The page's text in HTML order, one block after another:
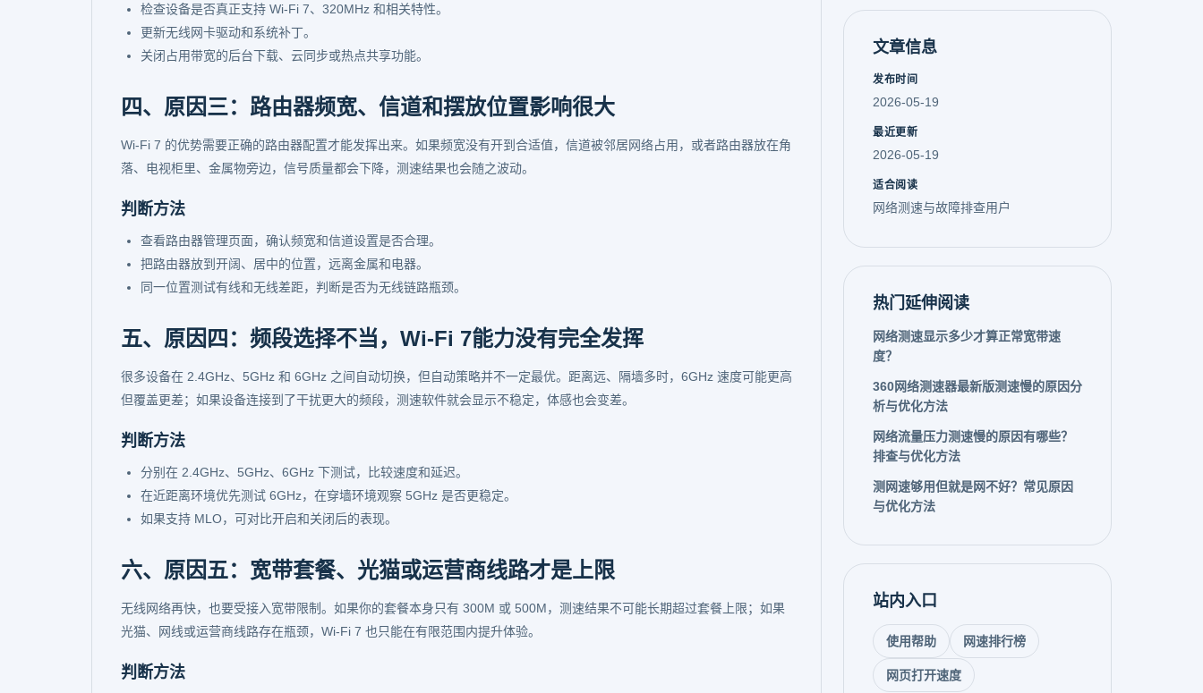
检查设备是否真正支持 Wi-Fi 7、320MHz 和相关特性。
更新无线网卡驱动和系统补丁。
关闭占用带宽的后台下载、云同步或热点共享功能。
四、原因三：路由器频宽、信道和摆放位置影响很大
Wi-Fi 7 的优势需要正确的路由器配置才能发挥出来。如果频宽没有开到合适值，信道被邻居网络占用，或者路由器放在角
落、电视柜里、金属物旁边，信号质量都会下降，测速结果也会随之波动。
判断方法
查看路由器管理页面，确认频宽和信道设置是否合理。
把路由器放到开阔、居中的位置，远离金属和电器。
同一位置测试有线和无线差距，判断是否为无线链路瓶颈。
五、原因四：频段选择不当，Wi-Fi 7能力没有完全发挥
很多设备在 2.4GHz、5GHz 和 6GHz 之间自动切换，但自动策略并不一定最优。距离远、隔墙多时，6GHz 速度可能更高
但覆盖更差；如果设备连接到了干扰更大的频段，测速软件就会显示不稳定，体感也会变差。
判断方法
分别在 2.4GHz、5GHz、6GHz 下测试，比较速度和延迟。
在近距离环境优先测试 6GHz，在穿墙环境观察 5GHz 是否更稳定。
如果支持 MLO，可对比开启和关闭后的表现。
六、原因五：宽带套餐、光猫或运营商线路才是上限
无线网络再快，也要受接入宽带限制。如果你的套餐本身只有 300M 或 500M，测速结果不可能长期超过套餐上限；如果
光猫、网线或运营商线路存在瓶颈，Wi-Fi 7 也只能在有限范围内提升体验。
判断方法
文章信息
发布时间
2026-05-19
最近更新
2026-05-19
适合阅读
网络测速与故障排查用户
热门延伸阅读
网络测速显示多少才算正常宽带速
度？
360网络测速器最新版测速慢的原因分
析与优化方法
网络流量压力测速慢的原因有哪些？
排查与优化方法
测网速够用但就是网不好？常见原因
与优化方法
站内入口
使用帮助 网速排行榜
网页打开速度